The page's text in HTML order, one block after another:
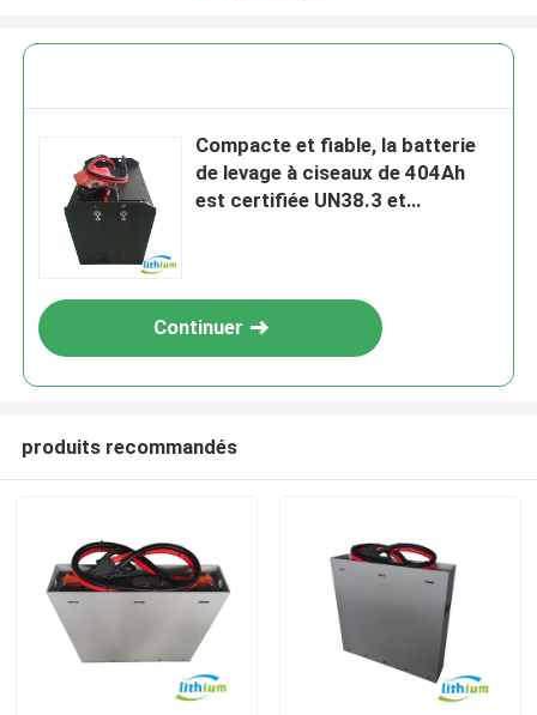
Maison
Compacte et fiable, la batterie
de levage à ciseaux de 404Ah
est certifiée UN38.3 et
Continuer
produits recommandés